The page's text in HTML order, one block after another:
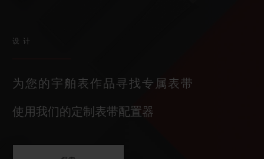
设计
为您的宇舶表作品寻找专属表带
使用我们的定制表带配置器